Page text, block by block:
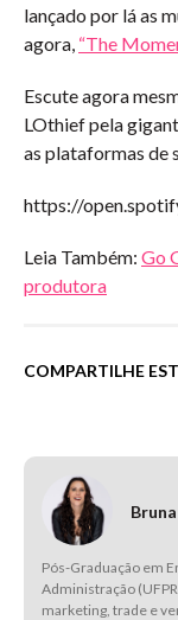
lançado por lá as
agora, “The
Escute agora
LOthief pela
as plataformas de
https://
Leia Também: Go
produtora
COMPARTILHE
Pós-Graduação em
Administração
marketing, trade e